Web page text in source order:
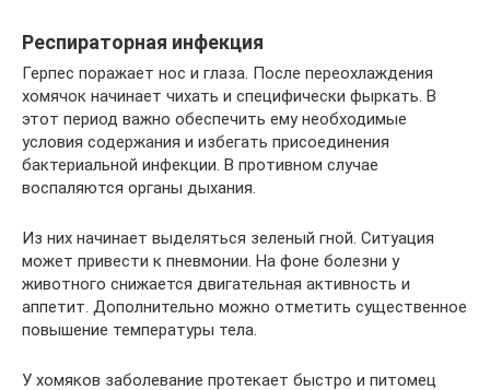
Респираторная инфекция
Герпес поражает нос и глаза. После переохлаждения
хомячок начинает чихать и специфически фыркать. В
этот период важно обеспечить ему необходимые
условия содержания и избегать присоединения
бактериальной инфекции. В противном случае
воспаляются органы дыхания.
Из них начинает выделяться зеленый гной. Ситуация
может привести к пневмонии. На фоне болезни у
животного снижается двигательная активность и
аппетит. Дополнительно можно отметить существенное
повышение температуры тела.
У хомяков заболевание протекает быстро и питомец